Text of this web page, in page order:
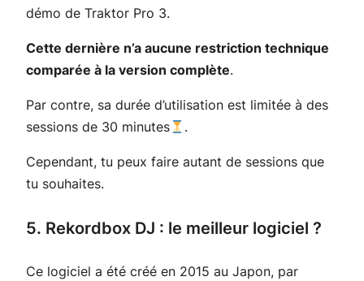
démo de Traktor Pro 3.
Cette dernière n’a aucune restriction technique
comparée à la version complète.
Par contre, sa durée d’utilisation est limitée à des
sessions de 30 minutes
.
Cependant, tu peux faire autant de sessions que
tu souhaites.
5. Rekordbox DJ : le meilleur logiciel ?
Ce logiciel a été créé en 2015 au Japon, par